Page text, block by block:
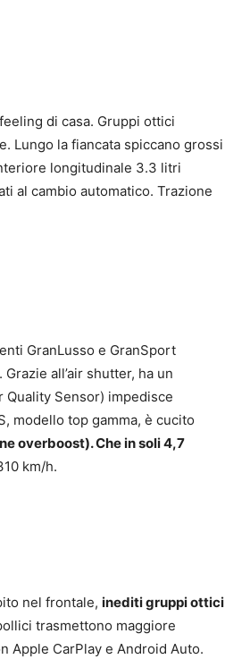
di casa. Gruppi ottici
Lungo la fiancata spiccano grossi
longitudinale 3.3 litri
al cambio automatico. Trazione
GranLusso e GranSport
all’air shutter, ha un
Quality Sensor) impedisce
modello top gamma, è cucito
overboost). Che in soli 4,7
km/h.
nel frontale, inediti gruppi ottici
trasmettono maggiore
Apple CarPlay e Android Auto.